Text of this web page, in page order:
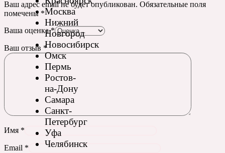
Москва
Нижний
Новгород
Новосибирск
Омск
Пермь
Ростов-
на-Дону
Самара
Санкт-
Петербург
Уфа
Челябинск
Ваш адрес email не будет опубликован. Обязательные поля
помечены *
Ваша оценка*
Ваш отзыв *
Имя *
Email *